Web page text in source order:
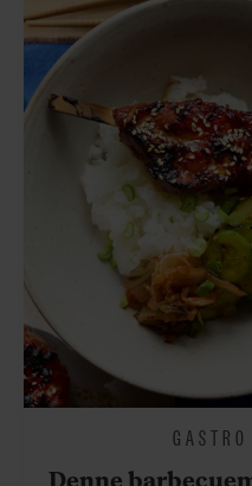
GASTRO
Denne